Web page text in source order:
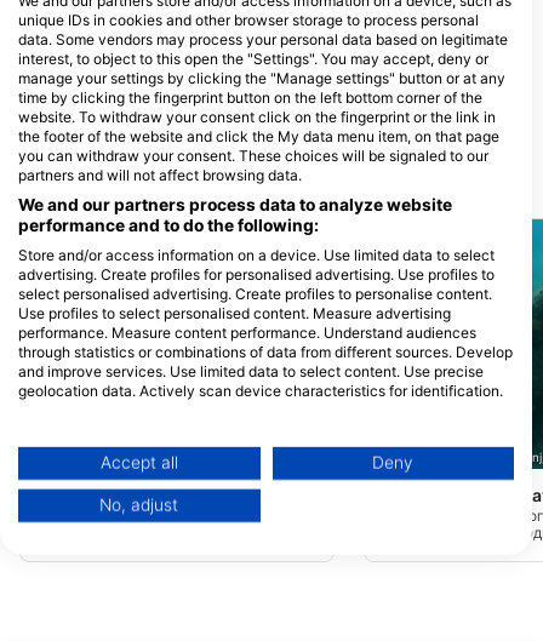
SUBSEASON Diving Mali
Lošinj
Del Conte 1, 51550 Mali Lošinj,
ХОРВАТІЯ
ATJ 90 DIVER, ATJ LUCKO 90
DIVER
Malešnica 18, 10090 Zagreb,
ХОРВАТІЯ
Місця для дайвінгу поруч
SUBSEASON Diving Mali Lošinj, 51550 Mali Lošinj
Susak-secca Margarina
Дайв-локація розташована на
падає з 5 м глибини на глибину 40 м,
SUBSEASON Diving Mali
Mali Lošinj Cikat
Пориньте в красу
сайту для дайвінгу!
вашого досвіду. Ми
unique IDs in cookies and other browser storage to process personal
data. Some vendors may process your personal data based on legitimate
interest, to object to this open the "Settings". You may accept, deny or
manage your settings by clicking the "Manage settings" button or at any
time by clicking the fingerprint button on the left bottom corner of the
website. To withdraw your consent click on the fingerprint or the link in
the footer of the website and click the My data menu item, on that page
you can withdraw your consent. These choices will be signaled to our
partners and will not affect browsing data.
We and our partners process data to analyze website
performance and to do the following:
Store and/or access information on a device. Use limited data to select
advertising. Create profiles for personalised advertising. Use profiles to
select personalised advertising. Create profiles to personalise content.
Use profiles to select personalised content. Measure advertising
performance. Measure content performance. Understand audiences
through statistics or combinations of data from different sources. Develop
and improve services. Use limited data to select content. Use precise
geolocation data. Actively scan device characteristics for identification.
Data may be shared outside of the European Union and send to the USA.
Your consent and the cookie policy applies solely to this website/app.
View Partner List (1 IAB Vendors)
Accept all Deny
No, adjust